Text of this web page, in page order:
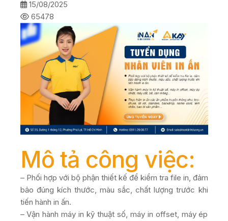
15/08/2025
65478
Mô tả công việc:
– Phối hợp với bộ phận thiết kế để kiểm tra file in, đảm
bảo đúng kích thước, màu sắc, chất lượng trước khi
tiến hành in ấn.
– Vận hành máy in kỹ thuật số, máy in offset, máy ép